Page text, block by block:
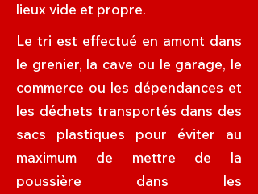
lieux vide et propre.
Le tri est effectué en amont dans
le grenier, la cave ou le garage, le
commerce ou les dépendances et
les déchets transportés dans des
sacs plastiques pour éviter au
maximum de mettre de la
poussière dans les